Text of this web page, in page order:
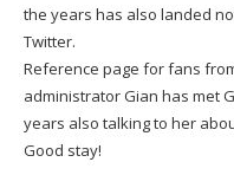
the years has also landed
Twitter.
Reference page for fans
administrator Gian has met
years also talking to her
Good stay!